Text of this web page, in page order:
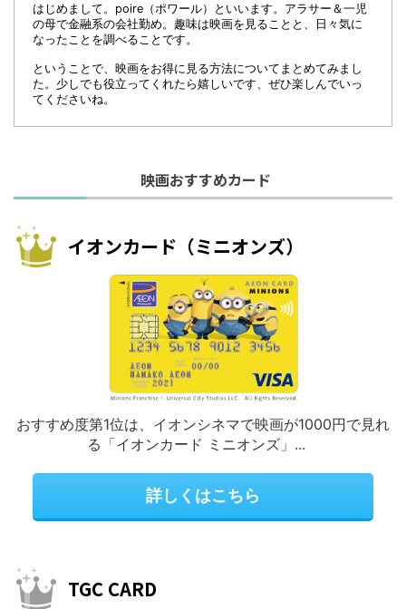
はじめまして。poire（ポワール）といいます。アラサー＆一児
の母で金融系の会社勤め。趣味は映画を見ることと、日々気に
なったことを調べることです。
ということで、映画をお得に見る方法についてまとめてみまし
た。少しでも役立ってくれたら嬉しいです、ぜひ楽しんでいっ
てくださいね。
映画おすすめカード
イオンカード（ミニオンズ）
おすすめ度第1位は、イオンシネマで映画が1000円で見れ
る「イオンカード ミニオンズ」...
詳しくはこちら
TGC CARD